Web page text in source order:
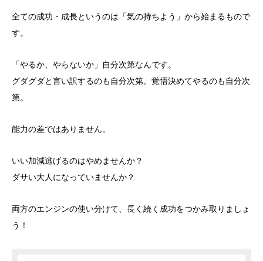
全ての成功・成長というのは「気の持ちよう」から始まるもので
す。
「やるか、やらないか」自分次第なんです。
グダグダと言い訳するのも自分次第。覚悟決めてやるのも自分次
第。
能力の差ではありません。
いい加減逃げるのはやめませんか？
ダサい大人になっていませんか？
両方のエンジンの使い分けて、長く続く成功をつかみ取りましょ
う！